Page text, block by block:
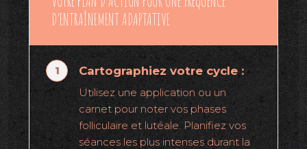
D’ENTRAÎNEMENT ADAPTATIVE
Cartographiez votre cycle :
Utilisez une application ou un
carnet pour noter vos phases
folliculaire et lutéale. Planifiez vos
séances les plus intenses durant la